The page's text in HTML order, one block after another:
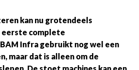
kan nu grotendeels
eerste complete
BAM Infra gebruikt nog wel een
maar dat is alleen om de